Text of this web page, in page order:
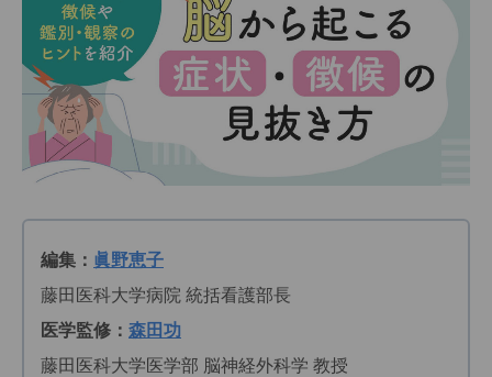
編集： 眞野恵子
藤田医科大学病院 統括看護部長
医学監修： 森田功
藤田医科大学医学部 脳神経外科学 教授